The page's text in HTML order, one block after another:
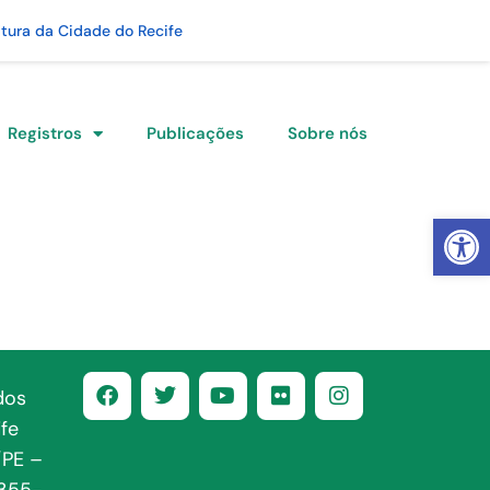
Abrir
da Cidade do Recife
Registros Publicações Sobre nós
–